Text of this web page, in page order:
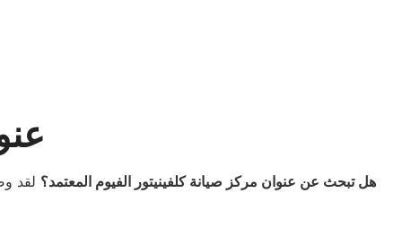
هل تبحث عن عنوان مركز صيانة كلفينيتور الفيوم المعتمد؟ لقد